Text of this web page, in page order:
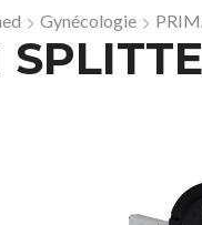
Gynécologie